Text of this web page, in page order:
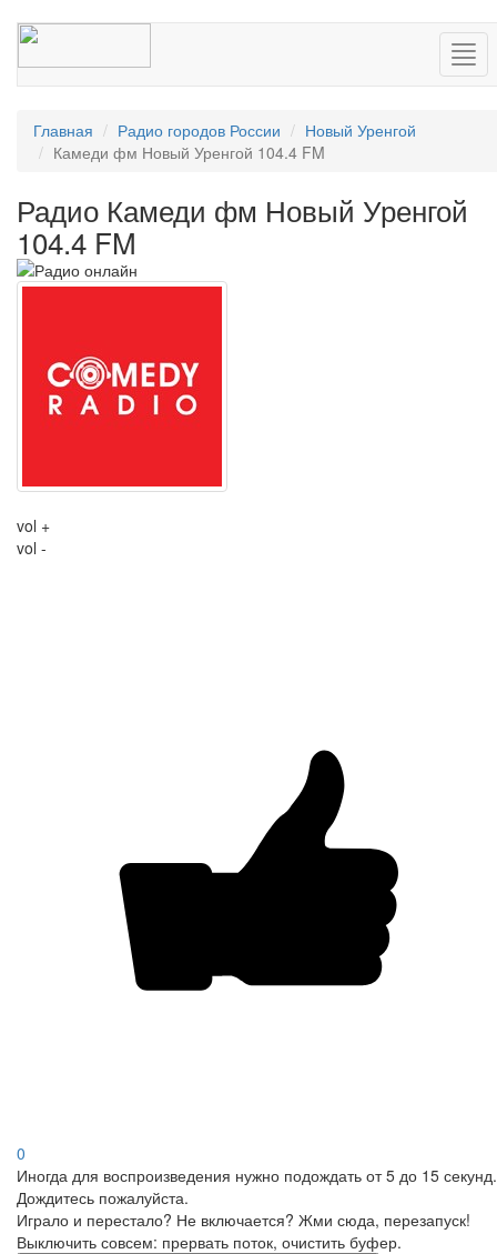
Главная Радио городов России
Новый Уренгой
Камеди фм Новый Уренгой 104.4 FM
Радио Камеди фм Новый Уренгой
104.4 FM
vol +
vol -
0
Иногда для воспроизведения нужно подождать от 5 до 15 секунд.
Дождитесь пожалуйста.
Играло и перестало? Не включается? Жми сюда, перезапуск!
Выключить совсем: прервать поток, очистить буфер.